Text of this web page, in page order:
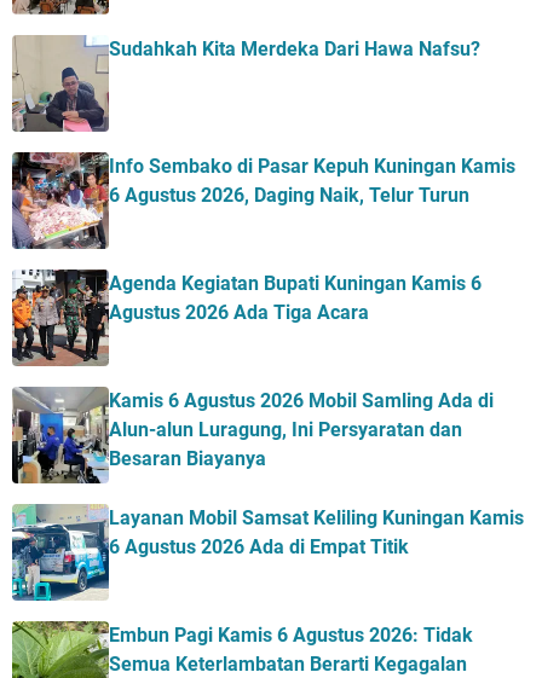
Sudahkah Kita Merdeka Dari Hawa Nafsu?
Info Sembako di Pasar Kepuh Kuningan Kamis
6 Agustus 2026, Daging Naik, Telur Turun
Agenda Kegiatan Bupati Kuningan Kamis 6
Agustus 2026 Ada Tiga Acara
Kamis 6 Agustus 2026 Mobil Samling Ada di
Alun-alun Luragung, Ini Persyaratan dan
Besaran Biayanya
Layanan Mobil Samsat Keliling Kuningan Kamis
6 Agustus 2026 Ada di Empat Titik
Embun Pagi Kamis 6 Agustus 2026: Tidak
Semua Keterlambatan Berarti Kegagalan